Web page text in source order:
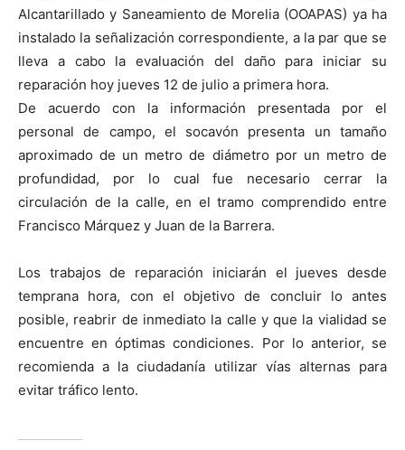
Alcantarillado y Saneamiento de Morelia (OOAPAS) ya ha
instalado la señalización correspondiente, a la par que se
lleva a cabo la evaluación del daño para iniciar su
reparación hoy jueves 12 de julio a primera hora.
De acuerdo con la información presentada por el
personal de campo, el socavón presenta un tamaño
aproximado de un metro de diámetro por un metro de
profundidad, por lo cual fue necesario cerrar la
circulación de la calle, en el tramo comprendido entre
Francisco Márquez y Juan de la Barrera.
Los trabajos de reparación iniciarán el jueves desde
temprana hora, con el objetivo de concluir lo antes
posible, reabrir de inmediato la calle y que la vialidad se
encuentre en óptimas condiciones. Por lo anterior, se
recomienda a la ciudadanía utilizar vías alternas para
evitar tráfico lento.